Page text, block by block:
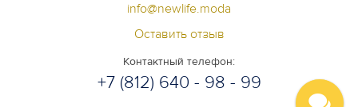
info@newlife.moda
Оставить отзыв
Контактный телефон:
+7 (812) 640 - 98 - 99